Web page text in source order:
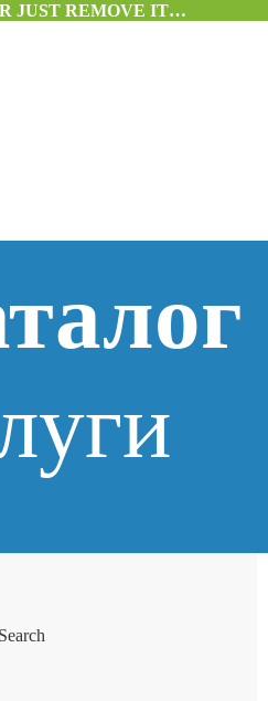
JUST REMOVE IT…
Search